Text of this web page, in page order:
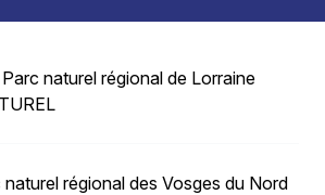
Parc naturel régional de Lorraine
naturel régional des Vosges du Nord